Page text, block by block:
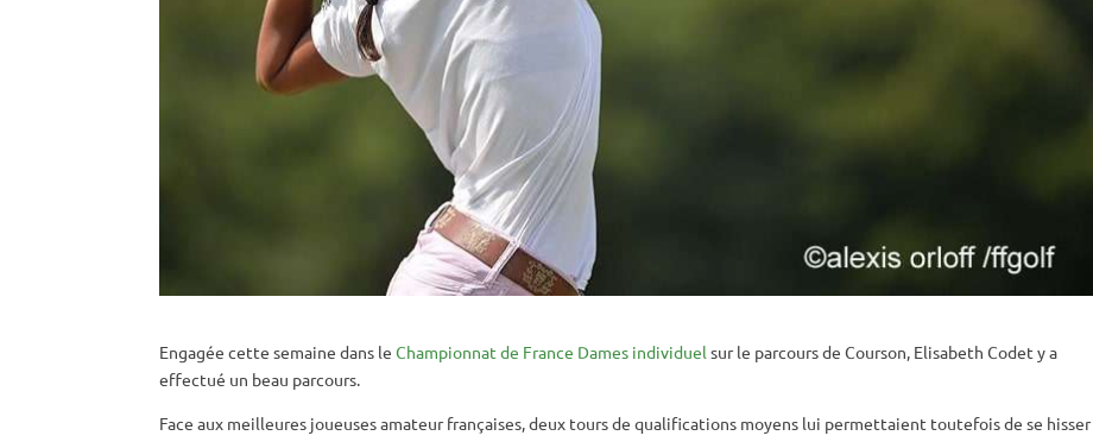
Engagée cette semaine dans leChampionnat de France Dames individuel sur le parcours de Courson, Elisabeth Codet y a
effectué un beau parcours.
Face aux meilleures joueuses amateur françaises, deux tours de qualifications moyens lui permettaient toutefois de se hisser